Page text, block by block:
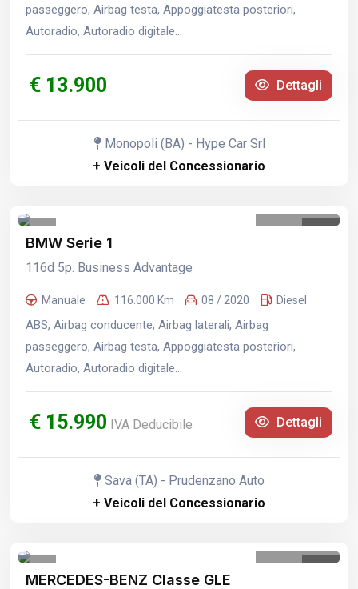
passeggero, Airbag testa, Appoggiatesta posteriori,
Autoradio, Autoradio digitale...
€ 13.900 Dettagli
Monopoli (BA) - Hype Car Srl
+ Veicoli del Concessionario
1 /29
BMW Serie 1
116d 5p. Business Advantage
Manuale 116.000 Km 08 / 2020 Diesel
ABS, Airbag conducente, Airbag laterali, Airbag
passeggero, Airbag testa, Appoggiatesta posteriori,
Autoradio, Autoradio digitale...
€ 15.990 IVA Deducibile Dettagli
Sava (TA) - Prudenzano Auto
+ Veicoli del Concessionario
1 /17
MERCEDES-BENZ Classe GLE